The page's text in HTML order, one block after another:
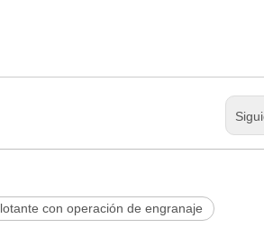
con operación de engranaje